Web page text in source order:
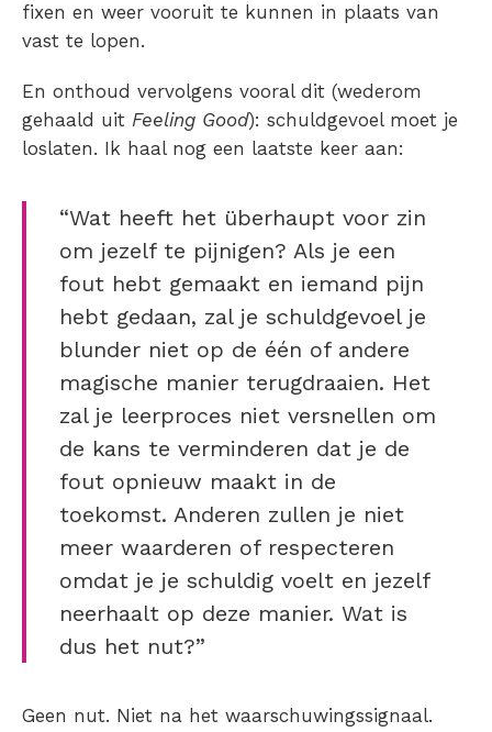
fixen en weer vooruit te kunnen in plaats van
vast te lopen.
En onthoud vervolgens vooral dit (wederom
gehaald uit Feeling Good): schuldgevoel moet je
loslaten. Ik haal nog een laatste keer aan:
“Wat heeft het überhaupt voor zin
om jezelf te pijnigen? Als je een
fout hebt gemaakt en iemand pijn
hebt gedaan, zal je schuldgevoel je
blunder niet op de één of andere
magische manier terugdraaien. Het
zal je leerproces niet versnellen om
de kans te verminderen dat je de
fout opnieuw maakt in de
toekomst. Anderen zullen je niet
meer waarderen of respecteren
omdat je je schuldig voelt en jezelf
neerhaalt op deze manier. Wat is
dus het nut?”
Geen nut. Niet na het waarschuwingssignaal.